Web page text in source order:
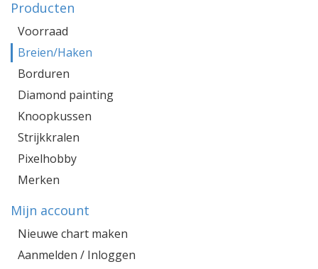
Producten
Voorraad
Breien/Haken
Borduren
Diamond painting
Knoopkussen
Strijkkralen
Pixelhobby
Merken
Mijn account
Nieuwe chart maken
Aanmelden / Inloggen